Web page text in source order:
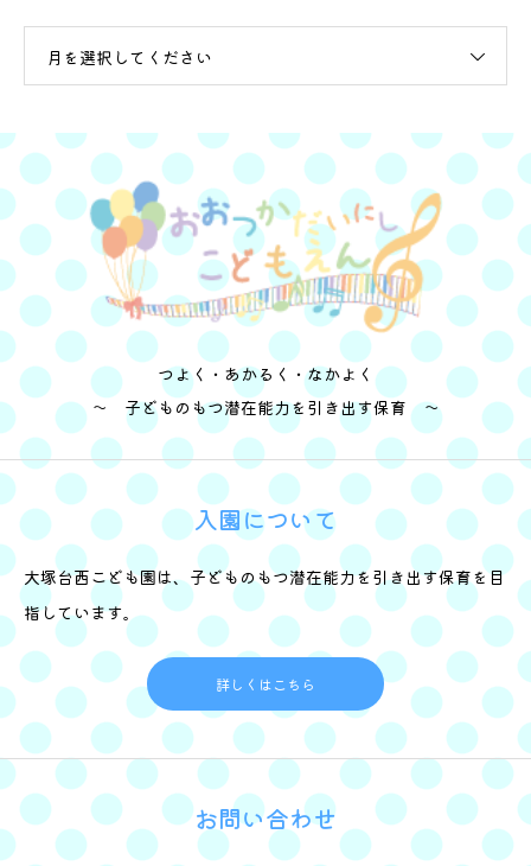
月を選択してください
つよく・あかるく・なかよく
～ 子どものもつ潜在能力を引き出す保育 ～
入園について
大塚台西こども園は、子どものもつ潜在能力を引き出す保育を目
指しています。
詳しくはこちら
お問い合わせ